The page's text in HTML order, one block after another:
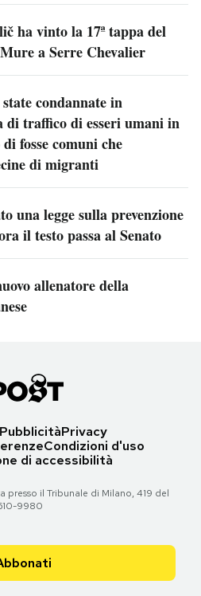
ha vinto la 17ª tappa del
a Serre Chevalier
condannate in
di traffico di esseri umani in
fosse comuni che
di migranti
una legge sulla prevenzione
il testo passa al Senato
allenatore della
PubblicitàPrivacy
Condizioni d'uso
di accessibilità
presso il Tribunale di Milano, 419 del
9980